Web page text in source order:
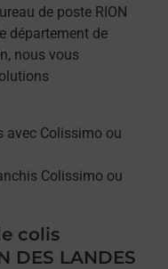
de poste RION
département de
nous vous
avec Colissimo ou
Colissimo ou
colis
DES LANDES